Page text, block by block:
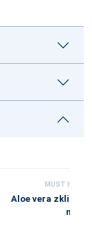
MUST HAVE
Aloe vera